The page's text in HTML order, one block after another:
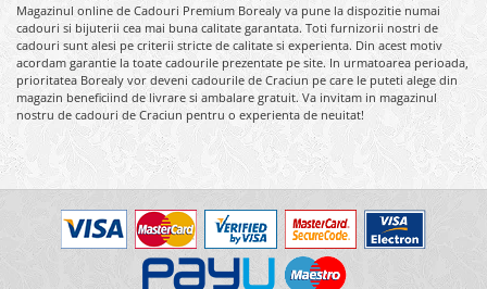
Magazinul online de Cadouri Premium Borealy va pune la dispozitie numai
cadouri si bijuterii cea mai buna calitate garantata. Toti furnizorii nostri de
cadouri sunt alesi pe criterii stricte de calitate si experienta. Din acest motiv
acordam garantie la toate cadourile prezentate pe site. In urmatoarea perioada,
prioritatea Borealy vor deveni cadourile de Craciun pe care le puteti alege din
magazin beneficiind de livrare si ambalare gratuit. Va invitam in magazinul
nostru de cadouri de Craciun pentru o experienta de neuitat!